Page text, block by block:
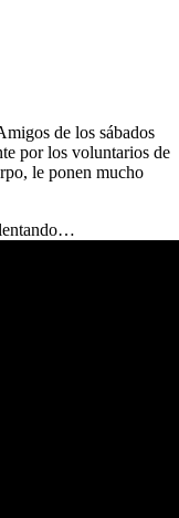
de los sábados
por los voluntarios de
le ponen mucho